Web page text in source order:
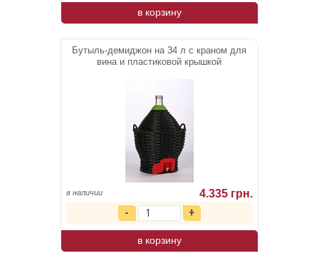
в корзину
Бутыль-демиджон на 34 л с краном для
вина и пластиковой крышкой
в наличии 4.335 грн.
в корзину